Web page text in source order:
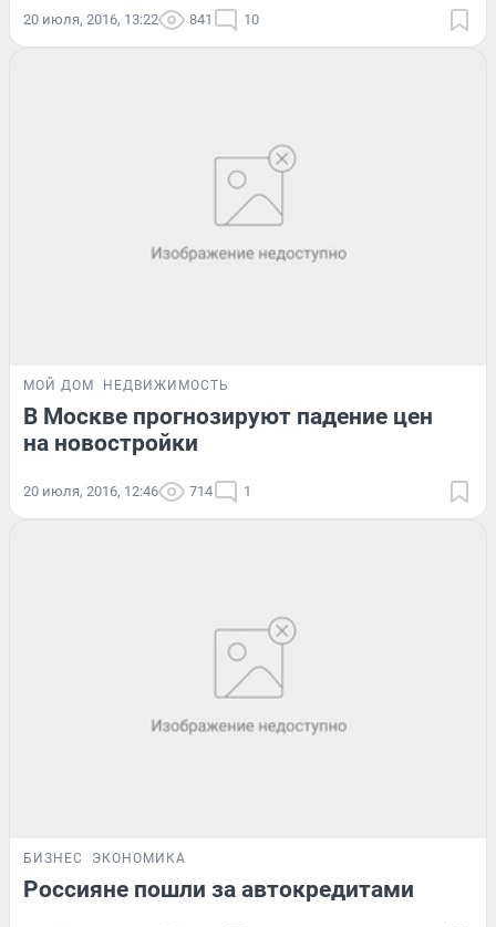
20 июля, 2016, 13:22 841 10
МОЙ ДОМ НЕДВИЖИМОСТЬ
В Москве прогнозируют падение цен
на новостройки
20 июля, 2016, 12:46 714 1
БИЗНЕС ЭКОНОМИКА
Россияне пошли за автокредитами